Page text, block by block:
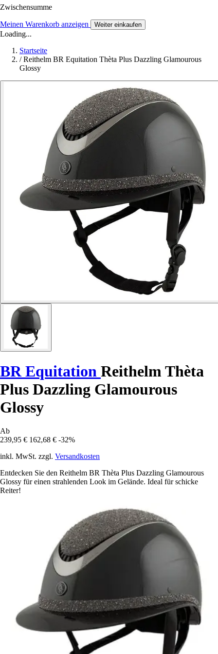
Zwischensumme
Meinen Warenkorb anzeigen Weiter einkaufen
Loading...
Startseite
/ Reithelm BR Equitation Thèta Plus Dazzling Glamourous
Glossy
BR Equitation Reithelm Thèta
Plus Dazzling Glamourous
Glossy
Ab
239,95 € 162,68 € -32%
inkl. MwSt. zzgl. Versandkosten
Entdecken Sie den Reithelm BR Thèta Plus Dazzling Glamourous
Glossy für einen strahlenden Look im Gelände. Ideal für schicke
Reiter!